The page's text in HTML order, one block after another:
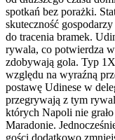
spotkań bez porażki.
skuteczność
do tracenia bramek.
rywala, co potwierdza
zdobywają gola. Typ
względu na wyraźną
postawę Udinese w
przegrywają z tym
których Napoli nie
Maradonie.
gości dodatkowo